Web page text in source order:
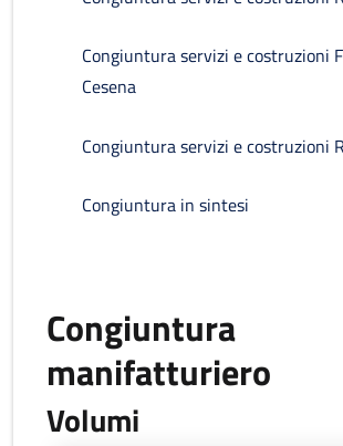
Congiuntura servizi e costruzioni
Cesena
Congiuntura servizi e costruzioni
Congiuntura in sintesi
Congiuntura
manifatturiero
Volumi